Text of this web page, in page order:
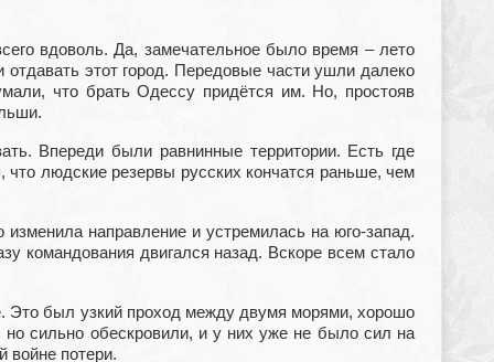
вдоволь. Да, замечательное было время – лето
этот город. Передовые части ушли далеко
что брать Одессу придётся им. Но, простояв
Впереди были равнинные территории. Есть где
что людские резервы русских кончатся раньше, чем
направление и устремилась на юго-запад.
командования двигался назад. Вскоре всем стало
Это был узкий проход между двумя морями, хорошо
сильно обескровили, и у них уже не было сил на
войне потери.